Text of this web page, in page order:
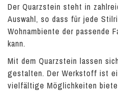
Der Quarzstein steht in
Auswahl, so dass für jede
Wohnambiente der passende
kann.
Mit dem Quarzstein lassen
gestalten. Der Werkstoff ist
vielfältige Möglichkeiten